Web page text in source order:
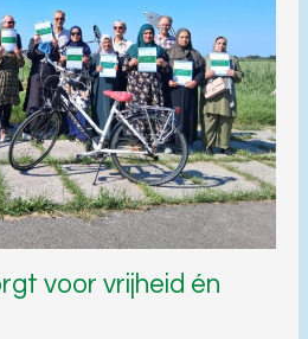
voor vrijheid én